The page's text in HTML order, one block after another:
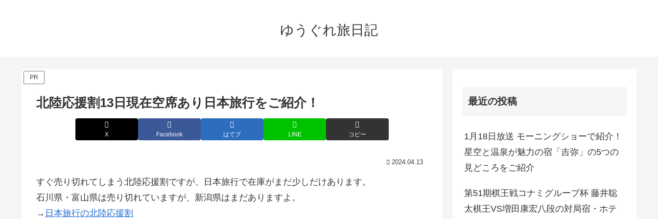
ゆうぐれ旅日記
PR
北陸応援割13日現在空席あり日本旅行をご紹介！
X Facebook はてブ LINE コピー
2024.04.13
すぐ売り切れてしまう北陸応援割ですが、日本旅行で在庫がまだ少しだけあります。
石川県・富山県は売り切れていますが、新潟県はまだありますよ。
→ 日本旅行の北陸応援割
最近の投稿
1月18日放送 モーニングショーで紹介！
星空と温泉が魅力の宿「吉弥」の5つの
見どころをご紹介
第51期棋王戦コナミグループ杯 藤井聡
太棋王VS増田康宏八段の対局宿・ホテ